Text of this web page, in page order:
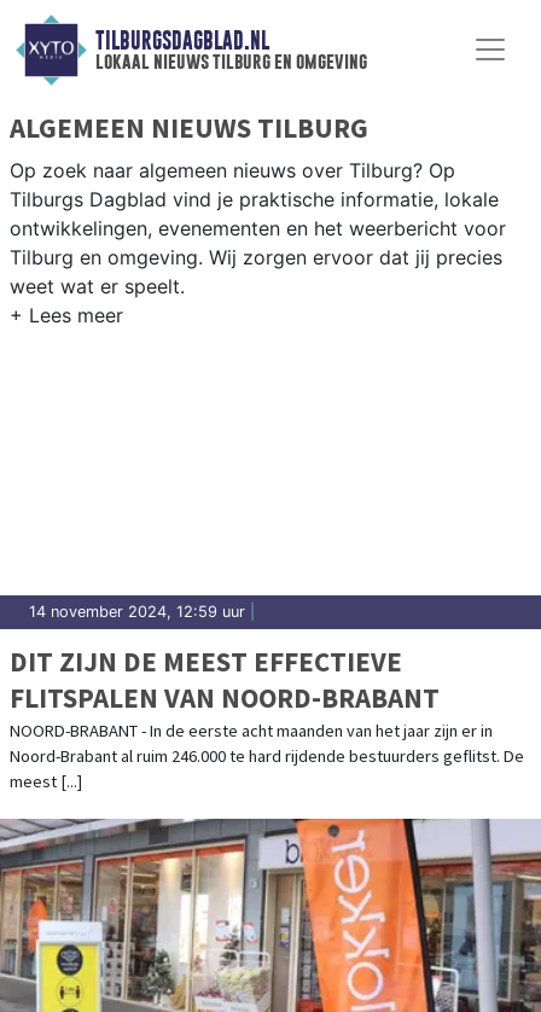
TILBURGSDAGBLAD.NL
lokaal nieuws tilburg en omgeving
ALGEMEEN NIEUWS TILBURG
Op zoek naar algemeen nieuws over Tilburg? Op
Tilburgs Dagblad vind je praktische informatie, lokale
ontwikkelingen, evenementen en het weerbericht voor
Tilburg en omgeving. Wij zorgen ervoor dat jij precies
weet wat er speelt.
14 november 2024, 12:59 uur
DIT ZIJN DE MEEST EFFECTIEVE
FLITSPALEN VAN NOORD-BRABANT
NOORD-BRABANT - In de eerste acht maanden van het jaar zijn er in
Noord-Brabant al ruim 246.000 te hard rijdende bestuurders geflitst. De
meest [...]